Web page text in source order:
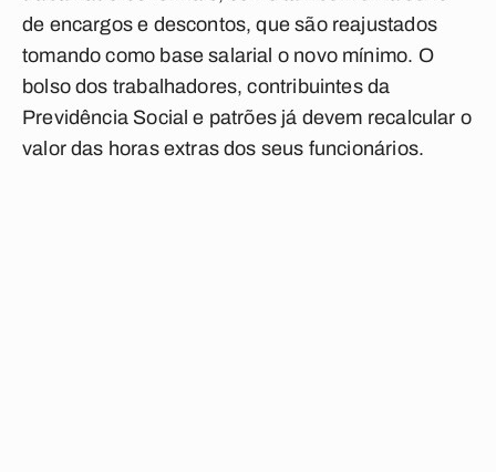
de encargos e descontos, que são reajustados
tomando como base salarial o novo mínimo. O
bolso dos trabalhadores, contribuintes da
Previdência Social e patrões já devem recalcular o
valor das horas extras dos seus funcionários.